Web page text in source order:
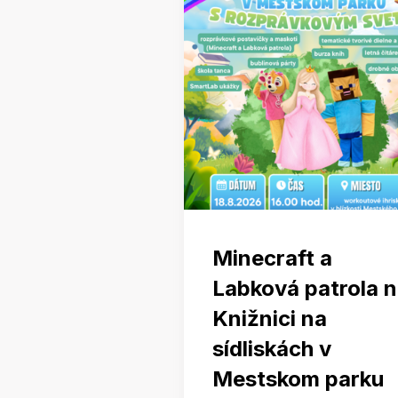
Minecraft a
Labková patrola
Knižnici na
sídliskách v
Mestskom parku